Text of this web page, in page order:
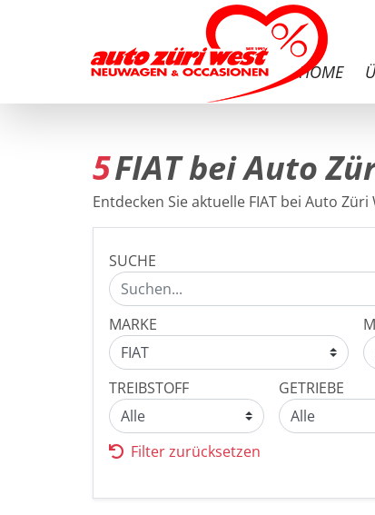
HOME
5FIAT bei Auto
Entdecken Sie aktuelle FIAT bei Auto
SUCHE
MARKE
TREIBSTOFF GETRIEBE
Filter zurücksetzen